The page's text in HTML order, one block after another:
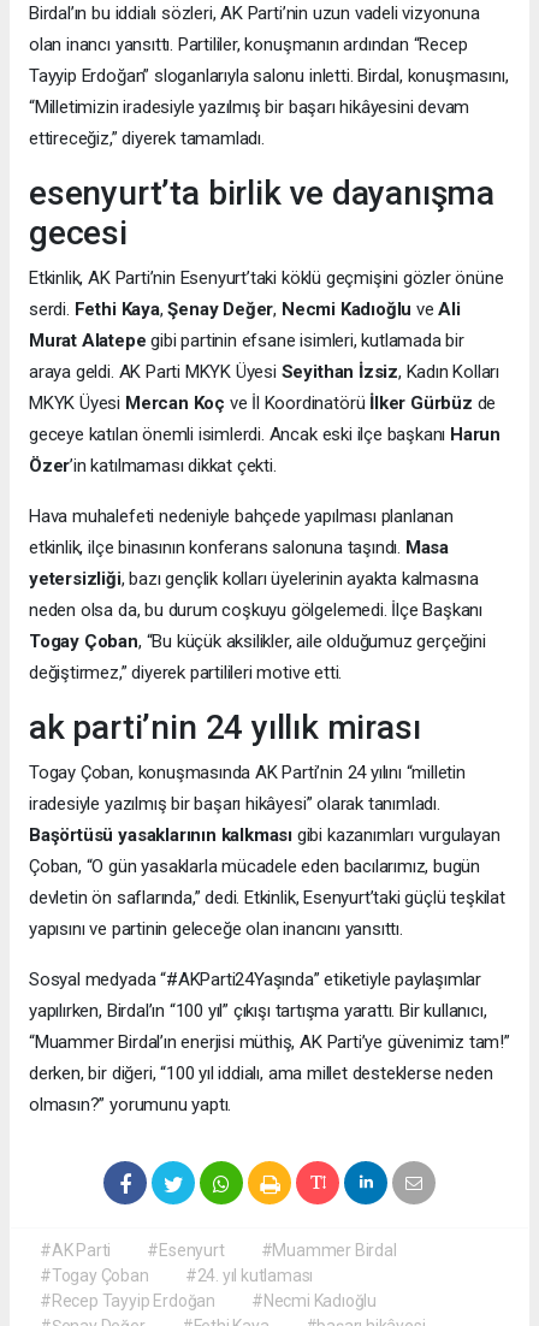
Birdal’ın bu iddialı sözleri, AK Parti’nin uzun vadeli vizyonuna
olan inancı yansıttı. Partililer, konuşmanın ardından “Recep
Tayyip Erdoğan” sloganlarıyla salonu inletti. Birdal, konuşmasını,
“Milletimizin iradesiyle yazılmış bir başarı hikâyesini devam
ettireceğiz,” diyerek tamamladı.
esenyurt’ta birlik ve dayanışma
gecesi
Etkinlik, AK Parti’nin Esenyurt’taki köklü geçmişini gözler önüne
serdi. Fethi Kaya,Şenay Değer, Necmi Kadıoğlu veAli
Murat Alatepe gibi partinin efsane isimleri, kutlamada bir
araya geldi. AK Parti MKYK Üyesi Seyithan İzsiz, Kadın Kolları
MKYK Üyesi Mercan Koç ve İl Koordinatörü İlker Gürbüz de
geceye katılan önemli isimlerdi. Ancak eski ilçe başkanı Harun
Özer’in katılmaması dikkat çekti.
Hava muhalefeti nedeniyle bahçede yapılması planlanan
etkinlik, ilçe binasının konferans salonuna taşındı. Masa
yetersizliği, bazı gençlik kolları üyelerinin ayakta kalmasına
neden olsa da, bu durum coşkuyu gölgelemedi. İlçe Başkanı
Togay Çoban, “Bu küçük aksilikler, aile olduğumuz gerçeğini
değiştirmez,” diyerek partilileri motive etti.
ak parti’nin 24 yıllık mirası
Togay Çoban, konuşmasında AK Parti’nin 24 yılını “milletin
iradesiyle yazılmış bir başarı hikâyesi” olarak tanımladı.
Başörtüsü yasaklarının kalkması gibi kazanımları vurgulayan
Çoban, “O gün yasaklarla mücadele eden bacılarımız, bugün
devletin ön saflarında,” dedi. Etkinlik, Esenyurt’taki güçlü teşkilat
yapısını ve partinin geleceğe olan inancını yansıttı.
Sosyal medyada “#AKParti24Yaşında” etiketiyle paylaşımlar
yapılırken, Birdal’ın “100 yıl” çıkışı tartışma yarattı. Bir kullanıcı,
“Muammer Birdal’ın enerjisi müthiş, AK Parti’ye güvenimiz tam!”
derken, bir diğeri, “100 yıl iddialı, ama millet desteklerse neden
olmasın?” yorumunu yaptı.
#AK Parti #Esenyurt
#Muammer Birdal
#Togay Çoban
#24. yıl kutlaması
#Recep Tayyip Erdoğan
#Necmi Kadıoğlu